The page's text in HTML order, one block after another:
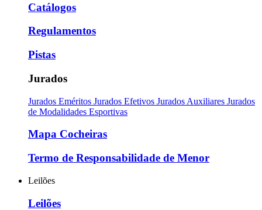
Catálogos
Regulamentos
Pistas
Jurados
Jurados Eméritos Jurados Efetivos Jurados Auxiliares Jurados
de Modalidades Esportivas
Mapa Cocheiras
Termo de Responsabilidade de Menor
Leilões
Leilões